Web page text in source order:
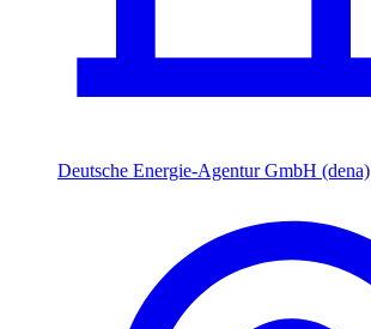
Deutsche Energie-Agentur GmbH (dena)